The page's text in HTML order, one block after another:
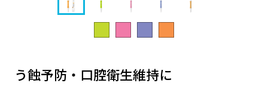
う蝕予防・口腔衛生維持に